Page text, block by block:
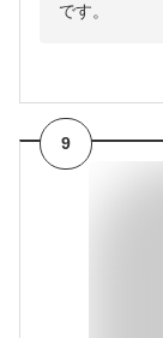
です。
9